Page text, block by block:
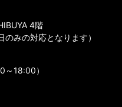
4階
のみの対応となります）
～18:00）